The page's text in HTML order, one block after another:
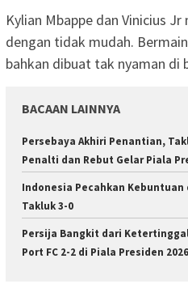
Kylian Mbappe dan Vinicius
dengan tidak mudah.
bahkan dibuat tak nyaman di
BACAAN LAINNYA
Persebaya Akhiri Penantian,
Penalti dan Rebut Gelar Piala
Indonesia Pecahkan
Takluk 3-0
Persija Bangkit dari
Port FC 2-2 di Piala Presiden 2026